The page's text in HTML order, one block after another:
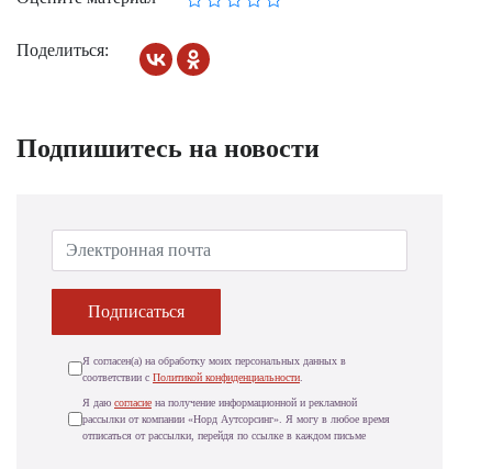
Поделиться:
Подпишитесь на новости
Подписаться
Я согласен(а) на обработку моих персональных данных в
соответствии с Политикой конфиденциальности
Я даю согласие на получение информационной и рекламной
рассылки от компании «Норд Аутсорсинг». Я могу в любое время
отписаться от рассылки, перейдя по ссылке в каждом письме